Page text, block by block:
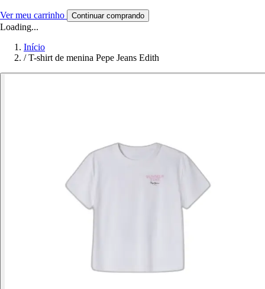
Ver meu carrinho Continuar comprando
Loading...
Início
/ T-shirt de menina Pepe Jeans Edith